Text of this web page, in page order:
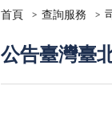
首頁 查詢服務
公告臺灣臺